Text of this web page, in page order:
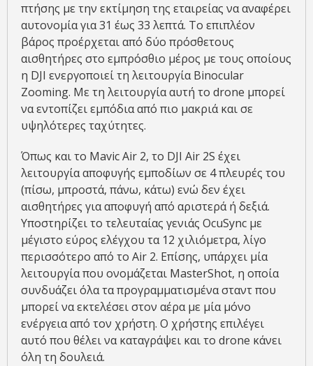
πτήσης με την εκτίμηση της εταιρείας να αναφέρει
αυτονομία για 31 έως 33 λεπτά. Το επιπλέον
βάρος προέρχεται από δύο πρόσθετους
αισθητήρες στο εμπρόσθιο μέρος με τους οποίους
η DJI ενεργοποιεί τη λειτουργία Binocular
Zooming. Με τη λειτουργία αυτή το drone μπορεί
να εντοπίζει εμπόδια από πιο μακριά και σε
υψηλότερες ταχύτητες.
Όπως και το Mavic Air 2, το DJI Air 2S έχει
λειτουργία αποφυγής εμποδίων σε 4 πλευρές του
(πίσω, μπροστά, πάνω, κάτω) ενώ δεν έχει
αισθητήρες για αποφυγή από αριστερά ή δεξιά.
Υποστηρίζει το τελευταίας γενιάς OcuSync με
μέγιστο εύρος ελέγχου τα 12 χιλιόμετρα, λίγο
περισσότερο από το Air 2. Επίσης, υπάρχει μία
λειτουργία που ονομάζεται MasterShot, η οποία
συνδυάζει όλα τα προγραμματισμένα σταντ που
μπορεί να εκτελέσει στον αέρα με μία μόνο
ενέργεια από τον χρήστη. Ο χρήστης επιλέγει
αυτό που θέλει να καταγράψει και το drone κάνει
όλη τη δουλειά.